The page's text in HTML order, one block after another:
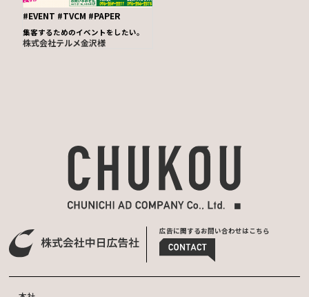
#EVENT #TVCM #PAPER
集客するためのイベントをしたい。
株式会社テルメ金沢様
広告に関するお問い合わせはこちら